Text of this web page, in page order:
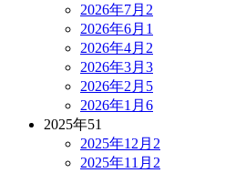
2026年7月 2
2026年6月 1
2026年4月 2
2026年3月 3
2026年2月 5
2026年1月 6
2025年51
2025年12月 2
2025年11月 2